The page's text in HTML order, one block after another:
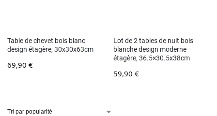
Table de chevet bois blanc
design étagère, 30x30x63cm
69,90 €
Lot de 2 tables de nuit bois
blanche design moderne
étagère, 36.5×30.5x38cm
59,90 €